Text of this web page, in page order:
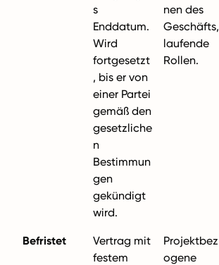
s
Enddatum.
Wird
fortgesetzt
, bis er von
einer Partei
gemäß den
gesetzliche
n
Bestimmun
gen
gekündigt
wird.
nen des
Geschäfts,
laufende
Rollen.
Befristet
Vertrag mit
festem
Projektbez
ogene